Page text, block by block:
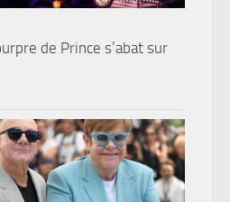
de Prince s’abat sur